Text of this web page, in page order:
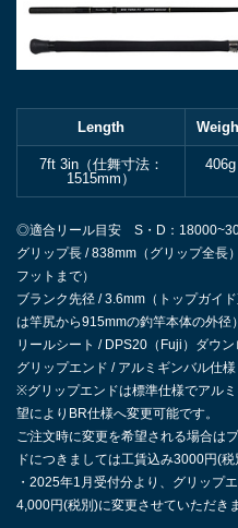
Length
7ft 3in（仕舞寸法：
1515mm）
406g
◎適合リール目安 S・D：
グリップ長 / 838mm（グリップ全長
フットまで）
ブランク先径 / 3.6mm（トップガイ
は竿尻から915mmの釣竿本体の外径）
リールシート / DPS20（Fuji）ダウン
グリップエンド / アルミギンバル仕様
※グリップエンドは標準仕様でアル
望によりBR仕様へ変更可能です。
ご注文時に変更を希望される場合は
ドにつきましては工賃込み3000円(税
・2025年1月受付分より、グリップ
4,000円(税別)に変更させていただき